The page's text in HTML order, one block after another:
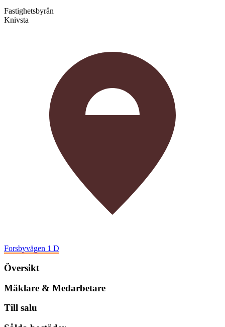
Fastighetsbyrån
Knivsta
Forsbyvägen 1 D
Översikt
Mäklare & Medarbetare
Till salu